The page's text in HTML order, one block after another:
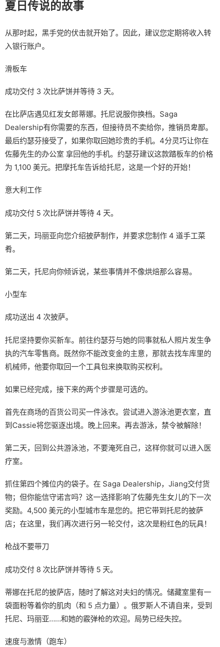
夏日传说的故事
从那时起，黑手党的伏击就开始了。因此，建议您定期将收入转
入银行账户。
滑板车
成功交付 3 次比萨饼并等待 3 天。
在比萨店遇见红发女郎蒂娜。托尼说服你换档。Saga
Dealership有你需要的东西，但接待员不卖给你，推销员卑鄙。
最后约瑟芬接受了，如果你取回她珍贵的手机。4分灵巧让你在
佐藤先生的办公室 拿回他的手机。约瑟芬建议这款踏板车的价格
为 1,100 美元。把摩托车告诉给托尼，这是一个好的开始！
意大利工作
成功交付 5 次比萨饼并等待 4 天。
第二天，玛丽亚向您介绍披萨制作，并要求您制作 4 道手工菜
肴。
第二天，托尼向你倾诉说，某些事情并不像烘焙那么容易。
小型车
成功送出 4 次披萨。
托尼坚持要你买新车。前往约瑟芬与她的同事就私人照片发生争
执的汽车零售商。既然你不能改变金的主意，那就去找车库里的
机械师，他要你取回一个工具包来换取购买权利。
如果已经完成，接下来的两个步骤是可选的。
首先在商场的百货公司买一件泳衣。尝试进入游泳池更衣室，直
到Cassie将您驱逐出境。晚上回来。再去游泳，禁令被解除！
第二天，回到公共游泳池，不要淹死自己，这样你就可以进入医
疗室。
抓住第四个摊位内的袋子。在 Saga Dealership，Jiang交付货
物；但你能信守诺言吗？这一选择影响了佐藤先生女儿的下一次
奖励。4,500 美元的小型城市车是您的。把它带到托尼的披萨
店；在这里，我们再次进行另一轮交付，这次是粉红色的玩具！
枪战不要带刀
成功交付 8 次比萨饼并等待 5 天。
蒂娜在托尼的披萨店，随时了解这对夫妇的情况。储藏室里有一
袋面粉等着你的肌肉（和 5 点力量）。俄罗斯人不请自来，受到
托尼、玛丽亚……和她的霰弹枪的欢迎。局势已经失控。
速度与激情（跑车）